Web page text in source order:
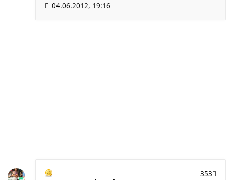
04.06.2012, 19:16
353